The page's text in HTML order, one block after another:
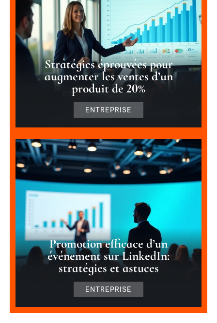
Stratégies éprouvées pour
augmenter les ventes d’un
produit de 20%
ENTREPRISE
Promotion efficace d’un
événement sur LinkedIn:
stratégies et astuces
ENTREPRISE